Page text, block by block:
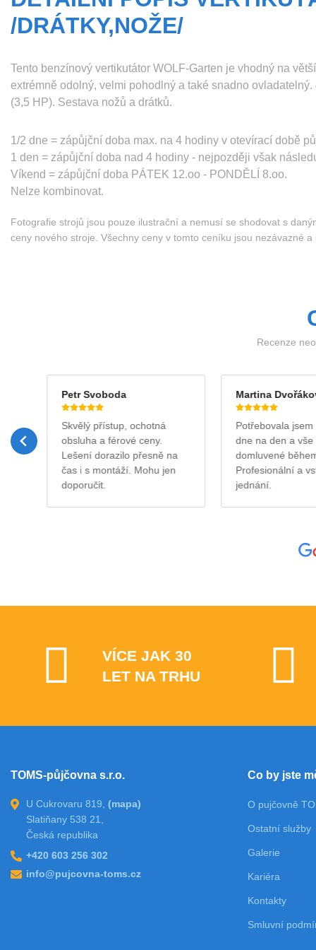
/DRÁTKY,NOŽE/
Tento benzínový vertikutátor WOLF-Garten je vhodný na
extrémně odolný, velmi pohodlný a také snadno
(3,5 HP). Sestava nožů a drátků.
1/2 dne = zápůjční doba max. na 4 hodiny v otevírací době
1 den = zápůjční doba nad 4 hodiny - nejpozději však
Víkend = zápůjční doba PÁTEK 12.oo - PONDĚLÍ 8.oo.
Nelze kombinovat.
Fotografie strojů jsou pouze ilustrační a nemusí se shodovat s
ceny nového stroje. Všechny ceny v tomto ceníku jsou nezávazné
Recenze
Petr Svoboda
Skvělý přístup, ochotná
obsluha a férové ceny.
Lešení dorazilo přesně na
čas i s montáží. Mohu jen
doporučit.
Martina
Potřebovala
dne na den a vše
domluvené
Profesionální a
jednání.
VÍCE JAK 30
LET NA TRHU
TOMS-půjčovna s.r.o.
U Cukrovaru 819, (mapa)
Slatiňany 538 21,
Česká republika
+420 603 256 302
info@pujcovna-toms.cz
Co by jste
O pujčovně
Ostatní služby
Galerie
Kariéra
Kontakty
Smluvní